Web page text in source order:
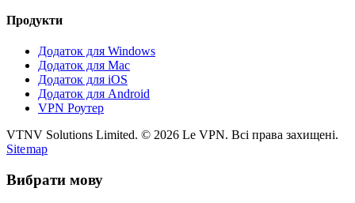
Продукти
Додаток для Windows
Додаток для Mac
Додаток для iOS
Додаток для Android
VPN Роутер
VTNV Solutions Limited. © 2026 Le VPN. Всі права захищені.
Sitemap
Вибрати мову